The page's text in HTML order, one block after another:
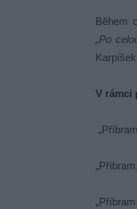
Během
„Po
V rámci